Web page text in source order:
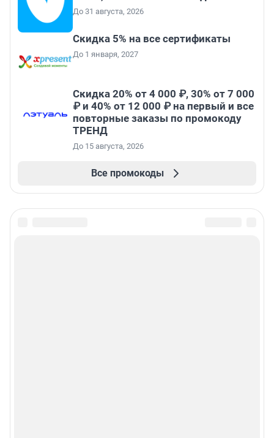
До 31 августа, 2026
Скидка 5% на все сертификаты
До 1 января, 2027
Скидка 20% от 4 000 ₽, 30% от 7 000
₽ и 40% от 12 000 ₽ на первый и все
повторные заказы по промокоду
ТРЕНД
До 15 августа, 2026
Все промокоды